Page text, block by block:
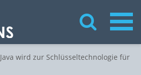
Java wird zur Schlüsseltechnologie für